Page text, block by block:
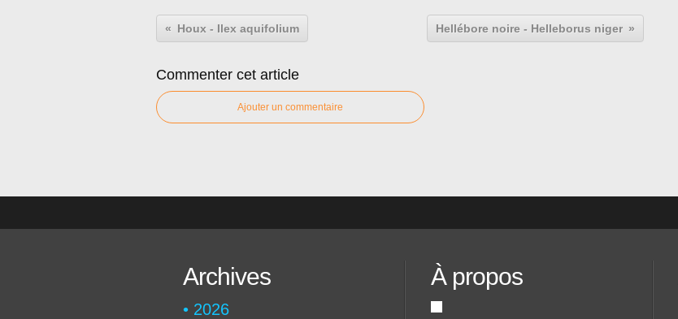
Houx - Ilex aquifolium Hellébore noire - Helleborus niger
Commenter cet article
Ajouter un commentaire
Archives
2026
À propos